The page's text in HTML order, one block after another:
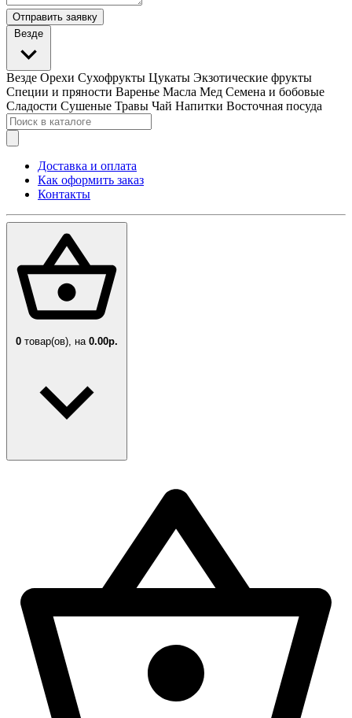
Отправить заявку
Везде
Везде Орехи Сухофрукты Цукаты Экзотические фрукты
Специи и пряности Варенье Масла Мед Семена и бобовые
Сладости Сушеные Травы Чай Напитки Восточная посуда
Доставка и оплата
Как оформить заказ
Контакты
0 товар(ов), на 0.00р.